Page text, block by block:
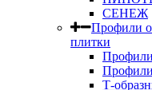
СЕНЕЖ
Профили
плитки
Т-